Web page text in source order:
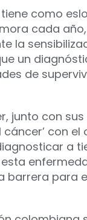
como
cada
la
un
de
junto con
con
a
barrera para